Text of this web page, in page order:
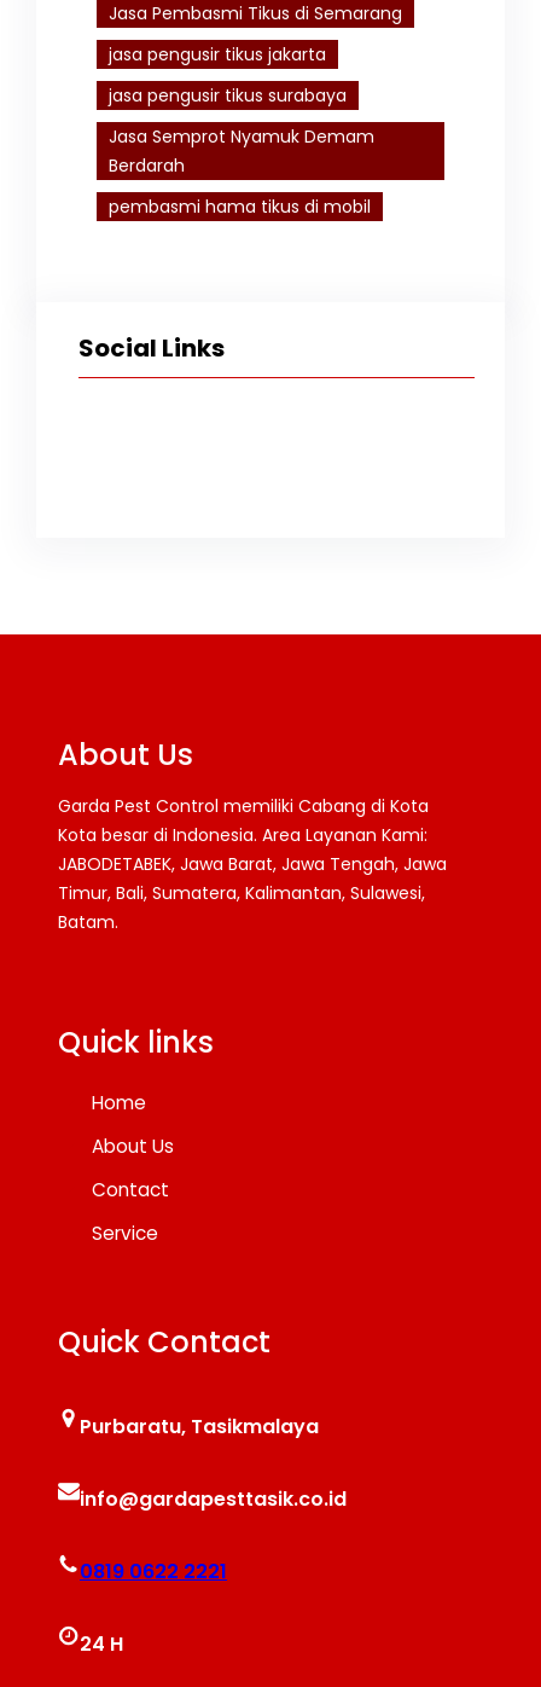
Jasa Pembasmi Tikus di Semarang
jasa pengusir tikus jakarta
jasa pengusir tikus surabaya
Jasa Semprot Nyamuk Demam
Berdarah
pembasmi hama tikus di mobil
Social Links
About Us
Garda Pest Control memiliki Cabang di Kota
Kota besar di Indonesia. Area Layanan Kami:
JABODETABEK, Jawa Barat, Jawa Tengah, Jawa
Timur, Bali, Sumatera, Kalimantan, Sulawesi,
Batam.
Quick links
Home
About Us
Contact
Service
Quick Contact
Purbaratu, Tasikmalaya
info@gardapesttasik.co.id
0819 0622 2221
24 H